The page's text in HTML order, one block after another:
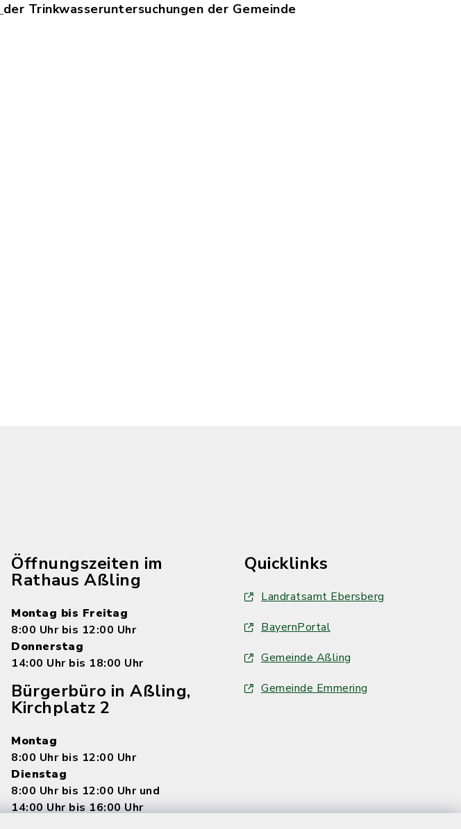
der Trinkwasseruntersuchungen der Gemeinde
Öffnungszeiten im
Rathaus Aßling
Montag bis Freitag
8:00 Uhr bis 12:00 Uhr
Donnerstag
14:00 Uhr bis 18:00 Uhr
Bürgerbüro in Aßling,
Kirchplatz 2
Montag
8:00 Uhr bis 12:00 Uhr
Dienstag
8:00 Uhr bis 12:00 Uhr und
14:00 Uhr bis 16:00 Uhr
Quicklinks
Landratsamt Ebersberg
BayernPortal
Gemeinde Aßling
Gemeinde Emmering